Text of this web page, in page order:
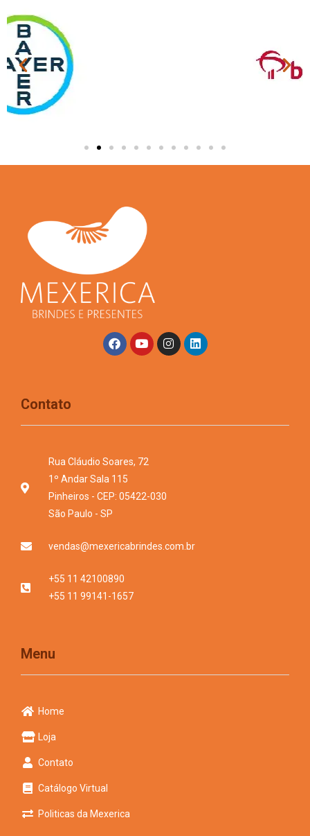
Contato
Rua Cláudio Soares, 72
1º Andar Sala 115
Pinheiros - CEP: 05422-030
São Paulo - SP
vendas@mexericabrindes.com.br
+55 11 42100890
+55 11 99141-1657
Menu
Home
Loja
Contato
Catálogo Virtual
Politicas da Mexerica